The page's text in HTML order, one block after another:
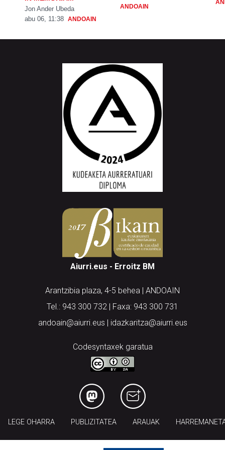
Jon Ander Ubeda
abu 06, 11:38 ANDOAIN
ANDOAIN
Aiurri.eus - Erroitz BM
Arantzibia plaza, 4-5 behea | ANDOAIN
Tel.: 943 300 732 | Faxa: 943 300 731
andoain@aiurri.eus | idazkaritza@aiurri.eus
Codesyntaxek garatua
LEGE OHARRA PUBLIZITATEA ARAUAK